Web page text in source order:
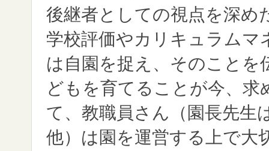
後継者としての視点を深め
学校評価やカリキュラム
は自園を捉え、そのことを
どもを育てることが今、
て、教職員さん（園長先生
他）は園を運営する上で大